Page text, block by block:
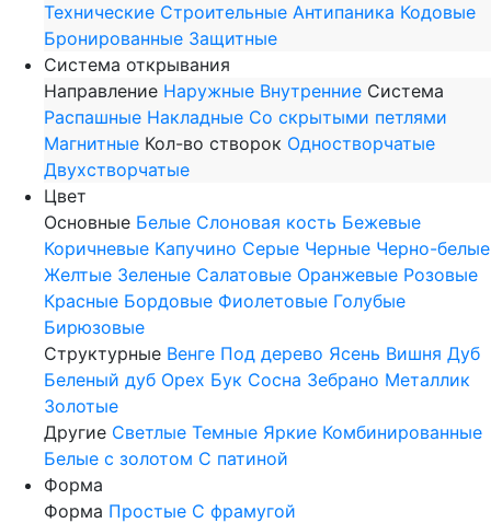
Технические Строительные Антипаника Кодовые
Бронированные Защитные
Система открывания
Направление Наружные Внутренние Система
Распашные Накладные Со скрытыми петлями
Магнитные Кол-во створок Одностворчатые
Двухстворчатые
Цвет
Основные Белые Слоновая кость Бежевые
Коричневые Капучино Серые Черные Черно-белые
Желтые Зеленые Салатовые Оранжевые Розовые
Красные Бордовые Фиолетовые Голубые
Бирюзовые
Структурные Венге Под дерево Ясень Вишня Дуб
Беленый дуб Орех Бук Сосна Зебрано Металлик
Золотые
Другие Светлые Темные Яркие Комбинированные
Белые с золотом С патиной
Форма
Форма Простые С фрамугой